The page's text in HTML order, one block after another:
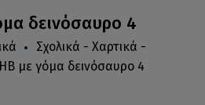
δεινόσαυρο 4
Σχολικά - Χαρτικά -
με γόμα δεινόσαυρο 4